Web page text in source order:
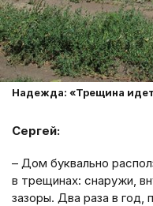
Надежда: «Трещина
Сергей:
– Дом буквально
в трещинах: снаружи,
зазоры. Два раза в год,